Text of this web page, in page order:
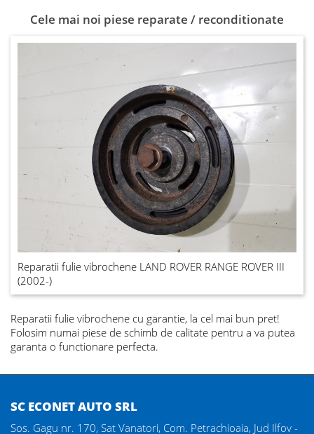
Cele mai noi piese reparate / reconditionate
Reparatii fulie vibrochene LAND ROVER RANGE ROVER III
(2002-)
Reparatii fulie vibrochenecu garantie, la cel mai bun pret!
Folosim numai piese de schimb de calitate pentru a va putea
garanta o functionare perfecta.
SC ECONET AUTO SRL
Sos. Gagu nr. 170, Sat Vanatori, Com. Petrachioaia, Jud Ilfov -